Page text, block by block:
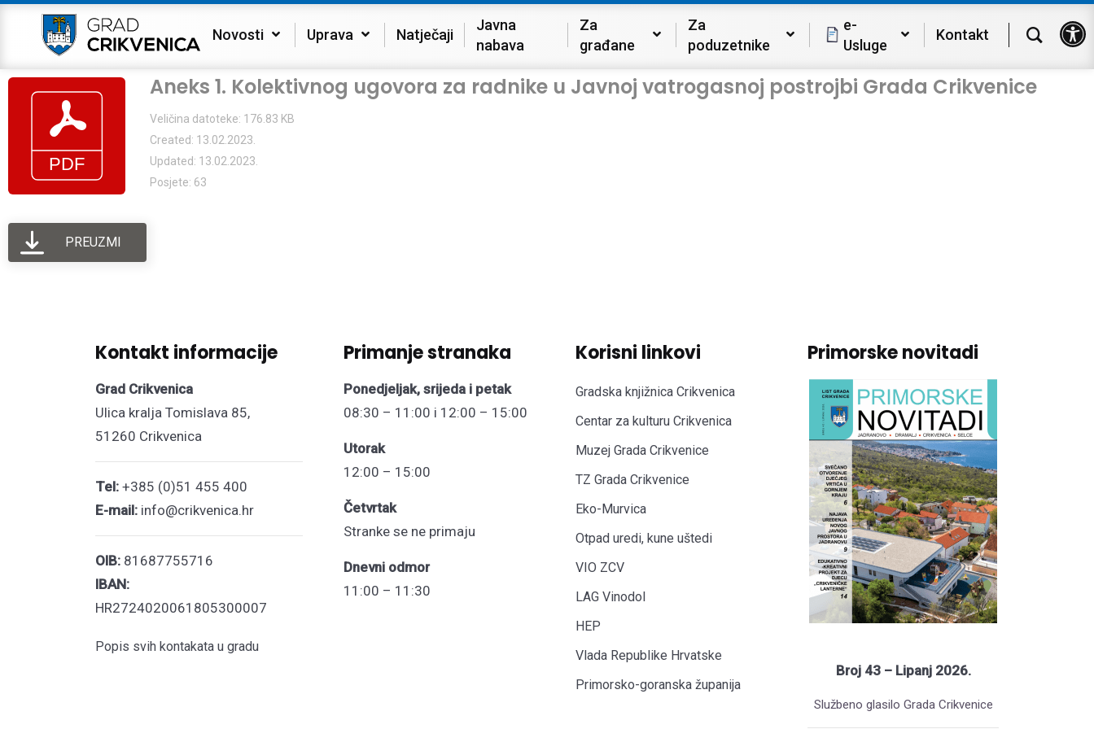
Novosti Uprava Natječaji
Javna
nabava
Za
građane
Za
poduzetnike
e-
Usluge
Kontakt
Aneks 1. Kolektivnog ugovora za radnike u Javnoj vatrogasnoj postrojbi Grada Crikvenice
Veličina datoteke: 176.83 KB
Created: 13.02.2023.
Updated: 13.02.2023.
Posjete: 63
PREUZMI
Kontakt informacije
Grad Crikvenica
Ulica kralja Tomislava 85,
51260 Crikvenica
Tel: +385 (0)51 455 400
E-mail: info@crikvenica.hr
OIB: 81687755716
IBAN:
HR2724020061805300007
Popis svih kontakata u gradu
Primanje stranaka
Ponedjeljak, srijeda i petak
08:30 – 11:00 i 12:00 – 15:00
Utorak
12:00 – 15:00
Četvrtak
Stranke se ne primaju
Dnevni odmor
11:00 – 11:30
Korisni linkovi
Gradska knjižnica Crikvenica
Centar za kulturu Crikvenica
Muzej Grada Crikvenice
TZ Grada Crikvenice
Eko-Murvica
Otpad uredi, kune uštedi
VIO ZCV
LAG Vinodol
HEP
Vlada Republike Hrvatske
Primorsko-goranska županija
Primorske novitadi
Broj 43 – Lipanj 2026.
Službeno glasilo Grada Crikvenice